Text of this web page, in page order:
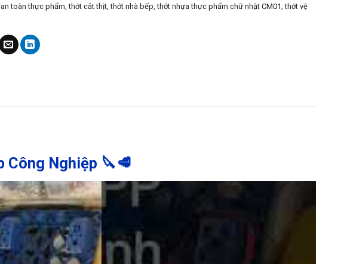
toàn thực phẩm ,thớt cắt thịt ,thớt nhà bếp ,thớt nhựa thực phẩm chữ nhật CM01 ,thớt vệ
Công Nghiệp 🔪🥩